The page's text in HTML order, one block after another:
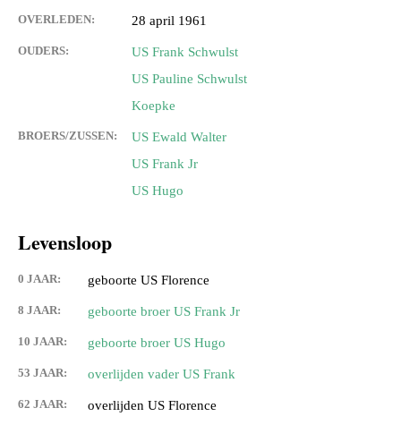
OVERLEDEN: 28 april 1961
OUDERS:
US Frank Schwulst
US Pauline Schwulst
Koepke
BROERS/ZUSSEN:
US Ewald Walter
US Frank Jr
US Hugo
Levensloop
0 JAAR: geboorte US Florence
8 JAAR: geboorte broer US Frank Jr
10 JAAR: geboorte broer US Hugo
53 JAAR: overlijden vader US Frank
62 JAAR: overlijden US Florence